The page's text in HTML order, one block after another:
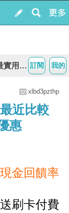
我的
訂閱
耐用
xlbd3pzthp
近比較
惠
金回饋率
刷卡付費